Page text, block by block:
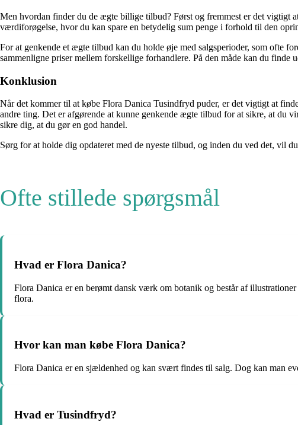
Men hvordan finder du de ægte billige tilbud? Først og fremmest er det
værdiforøgelse, hvor du kan spare en betydelig sum penge i forhold til den
For at genkende et ægte tilbud kan du holde øje med salgsperioder, som ofte
sammenligne priser mellem forskellige forhandlere. På den måde kan du
Konklusion
Når det kommer til at købe Flora Danica Tusindfryd puder, er det vigtigt at
andre ting. Det er afgørende at kunne genkende ægte tilbud for at sikre, at du
sikre dig, at du gør en god handel.
Sørg for at holde dig opdateret med de nyeste tilbud, og inden du ved det, vil
Ofte stillede spørgsmål
Hvad er Flora Danica?
Flora Danica er en berømt dansk værk om botanik og består af
flora.
Hvor kan man købe Flora Danica?
Flora Danica er en sjældenhed og kan svært findes til salg. Dog kan man
Hvad er Tusindfryd?